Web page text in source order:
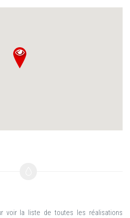
voir la liste de toutes les réalisations